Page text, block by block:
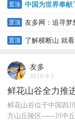
置顶 中国为世界奉献
置顶 友多网：追寻梦
置顶 了解横断山 就
友多
2019-9-7
鲜花山谷全力推
鲜花山谷位于中国四
方山丘陵区——川中丘